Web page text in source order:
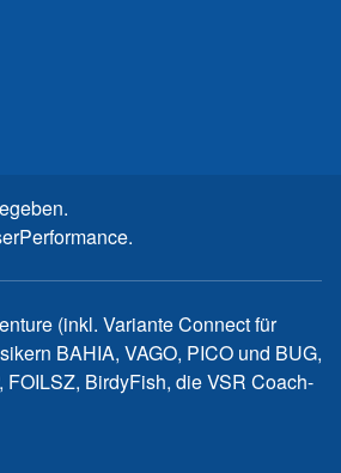
(inkl. Variante Connect für
BAHIA, VAGO, PICO und BUG,
BirdyFish, die VSR Coach-